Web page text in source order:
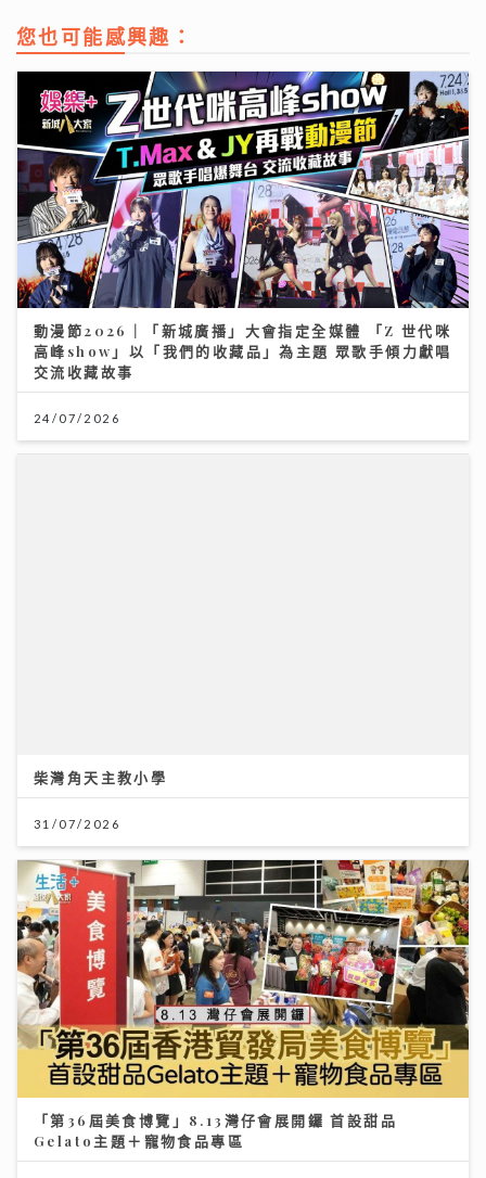
您也可能感興趣：
動漫節2026｜「新城廣播」大會指定全媒體 「Z 世代咪
高峰show」以「我們的收藏品」為主題 眾歌手傾力獻唱
交流收藏故事
24/07/2026
「第36屆美食博覽」8.13灣仔會展開鑼 首設甜品
Gelato主題＋寵物食品專區